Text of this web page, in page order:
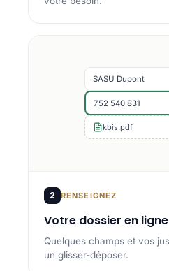
SASU Dupont
752 540 831
kbis.pdf
2 RENSEIGNEZ
Votre dossier en ligne
Quelques champs et vos
un glisser-déposer.